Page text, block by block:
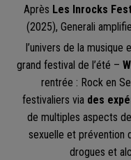
Après Les Inrocks
(2025), Generali
l’univers de la
grand festival de l’été –
rentrée : Rock en
festivaliers via des
de multiples aspects
sexuelle et prévention
drogues et